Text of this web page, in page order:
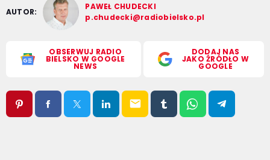
AUTOR:
PAWEŁ CHUDECKI
p.chudecki@radiobielsko.pl
OBSERWUJ RADIO
BIELSKO W GOOGLE
NEWS
DODAJ NAS
JAKO ŹRÓDŁO W
GOOGLE
email